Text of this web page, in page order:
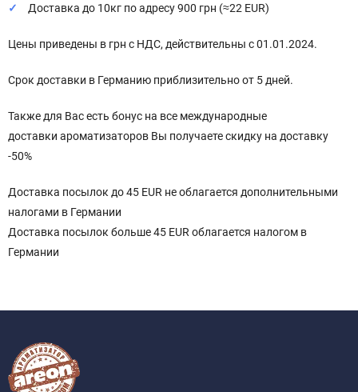
Доставка до 10кг по адресу 900 грн (≈22 EUR)
Цены приведены в грн с НДС, действительны с 01.01.2024.
Срок доставки в Германию приблизительно от 5 дней.
Также для Вас есть бонус на все международные
доставки ароматизаторов Вы получаете скидку на доставку
-50%
Доставка посылок до 45 EUR не облагается дополнительными
налогами в Германии
Доставка посылок больше 45 EUR облагается налогом в
Германии